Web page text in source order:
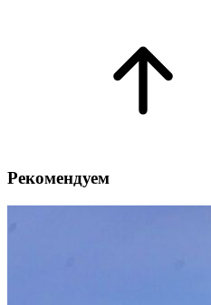
Рекомендуем